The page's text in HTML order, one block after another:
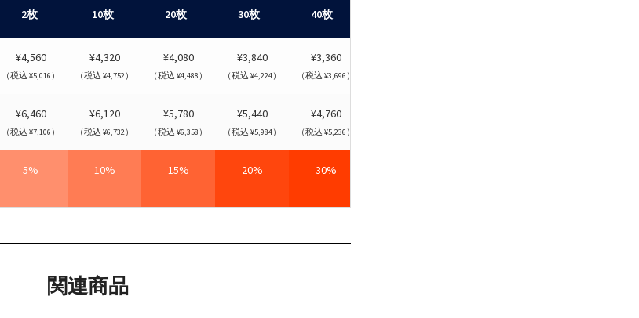
2枚 10枚 20枚 30枚 40枚
¥4,560
（税込 ¥5,016）
¥4,320
（税込 ¥4,752）
¥4,080
（税込 ¥4,488）
¥3,840
（税込 ¥4,224）
¥3,360
（税込 ¥3,696）
¥6,460
（税込 ¥7,106）
¥6,120
（税込 ¥6,732）
¥5,780
（税込 ¥6,358）
¥5,440
（税込 ¥5,984）
¥4,760
（税込 ¥5,236）
5% 10% 15% 20% 30%
関連商品